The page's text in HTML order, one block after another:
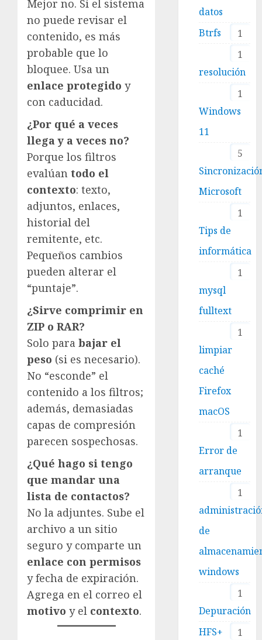
Mejor no. Si el sistema
no puede revisar el
contenido, es más
probable que lo
bloquee. Usa un
enlace protegido y
con caducidad.
¿Por qué a veces
llega y a veces no?
Porque los filtros
evalúan todo el
contexto: texto,
adjuntos, enlaces,
historial del
remitente, etc.
Pequeños cambios
pueden alterar el
“puntaje”.
¿Sirve comprimir en
ZIP o RAR?
Solo para bajar el
peso (si es necesario).
No “esconde” el
contenido a los filtros;
además, demasiadas
capas de compresión
parecen sospechosas.
¿Qué hago si tengo
que mandar una
lista de contactos?
No la adjuntes. Sube el
archivo a un sitio
seguro y comparte un
enlace con permisos
y fecha de expiración.
Agrega en el correo el
motivo y el contexto.
datos
1
Btrfs
1
resolución
1
Windows
11
5
Microsoft
1
Tips de
informática
1
mysql
fulltext
1
limpiar
caché
Firefox
macOS
1
Error de
arranque
1
de
windows
1
Depuración
1
HFS+